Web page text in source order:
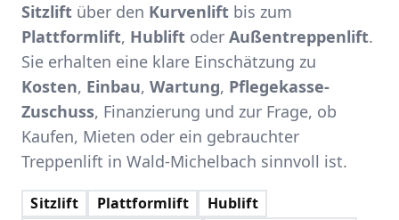
Sitzlift über den Kurvenlift bis zum
Plattformlift, Hublift oder Außentreppenlift.
Sie erhalten eine klare Einschätzung zu
Kosten, Einbau, Wartung, Pflegekasse-
Zuschuss, Finanzierung und zur Frage, ob
Kaufen, Mieten oder ein gebrauchter
Treppenlift in Wald-Michelbach sinnvoll ist.
Sitzlift Plattformlift
Hublift